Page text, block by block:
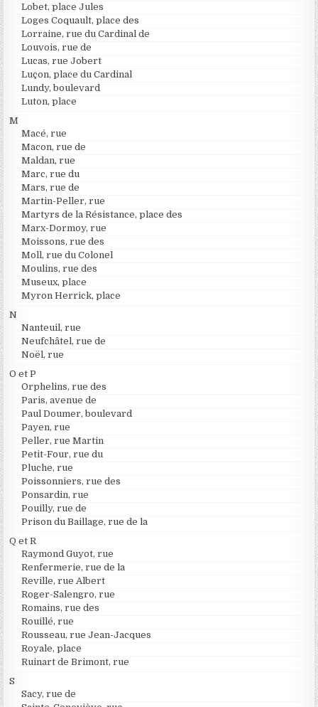
Lobet, place Jules
Loges Coquault, place des
Lorraine, rue du Cardinal de
Louvois, rue de
Lucas, rue Jobert
Luçon, place du Cardinal
Lundy, boulevard
Luton, place
M
Macé, rue
Macon, rue de
Maldan, rue
Marc, rue du
Mars, rue de
Martin-Peller, rue
Martyrs de la Résistance, place des
Marx-Dormoy, rue
Moissons, rue des
Moll, rue du Colonel
Moulins, rue des
Museux, place
Myron Herrick, place
N
Nanteuil, rue
Neufchâtel, rue de
Noël, rue
O et P
Orphelins, rue des
Paris, avenue de
Paul Doumer, boulevard
Payen, rue
Peller, rue Martin
Petit-Four, rue du
Pluche, rue
Poissonniers, rue des
Ponsardin, rue
Pouilly, rue de
Prison du Baillage, rue de la
Q et R
Raymond Guyot, rue
Renfermerie, rue de la
Reville, rue Albert
Roger-Salengro, rue
Romains, rue des
Rouillé, rue
Rousseau, rue Jean-Jacques
Royale, place
Ruinart de Brimont, rue
S
Sacy, rue de